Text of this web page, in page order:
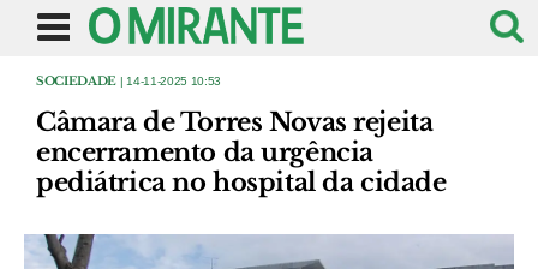
SOCIEDADE | 14-11-2025 10:53
Câmara de Torres Novas rejeita
encerramento da urgência
pediátrica no hospital da cidade